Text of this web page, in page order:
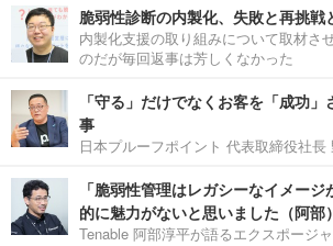
脆弱性診断の内製化、失敗と再挑戦
内製化支援の取り組みについて取材さ
のだが毎回返事は芳しくなかった
「守る」だけでなくお客を「成功
事
日本プルーフポイント 代表取締役社長
「脆弱性管理はレガシーなイメー
的に魅力がないと思いました（阿部
Tenable 阿部淳平が語るエクスポージ